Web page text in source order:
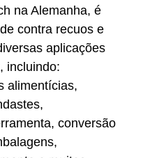
na Alemanha, é
contra recuos e
aplicações
incluindo:
alimentícias,
conversão